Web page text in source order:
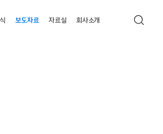
보도자료 자료실 회사소개 검색